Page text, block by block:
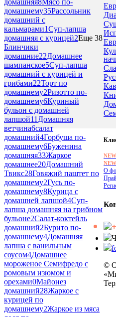
домашняя8Мясо по-
домашнему35Рассольник
домашний с
кальмарами1Суп-лапша
домашняя с курицей2Еще 38
Блинчики
домашние22Домашнее
шампанское5Суп-лапша
домашний с курицей и
грибами22Торт по
домашнему2Ризотто по-
домашнему6Куриный
бульон с домашней
лапшой11 Домашняя
ветчина6салат
домашний4Горбуша по-
домашнему6Буженина
домашняя33Жаркое
домашнее20Домашний
Твикс28Говяжий паштет по
домашнему2Гусь по-
домашнему8Курица с
домашней лапшой4Суп-
лапша домашняя на грибном
бульоне2Салат-коктейль
домашний2Бурито по-
домашнему4Домашняя
лапша с ванильным
соусом4Домашнее
мороженое Семифредо с
ромовым изюмом и
орехами0Майонез
домашний28Жаркое с
курицей по
домашнему2Жаркое из мяса
О
©